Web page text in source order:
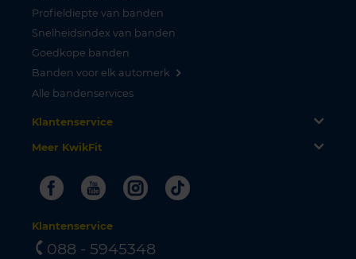
Profieldiepte van banden
Snelheidsindex van banden
Goedkope banden
Banden voor elk automerk
Alle bandenservices
Klantenservice
Meer KwikFit
FacebookYoutubeInstagram
Tiktok
Klantenservice
088 - 5945348